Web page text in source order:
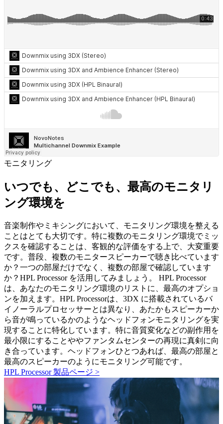
モニタリング
いつでも、どこでも、最高のモニタリ
ング環境を
音楽制作やミキシングにおいて、モニタリング環境を整える
ことはとても大切です。 特に複数のモニタリング環境でミッ
クスを確認することは、客観的な評価をする上で、大変重要
です。 普段、複数のモニタースピーカーで聴き比べています
か？一つの部屋だけでなく、複数の部屋で確認しています
か？ HPL Processor を活用してみましょう。 HPL Processor
は、あなたのモニタリング環境のリストに、最高のオプショ
ンを加えます。 HPL Processorは、3DX に搭載されているバ
イノーラルプロセッサーとは異なり、あたかもスピーカーか
ら音が鳴っているかのようなヘッドフォンモニタリングを実
現することに特化しています。特に音質変化などの副作用を
最小限にすることややファンタムセンターの再現に真剣に向
き合っています。 ヘッドフォンひとつあれば、最高の部屋と
最高のスピーカーのようにモニタリング可能です。
HPL Processor 製品ページ >